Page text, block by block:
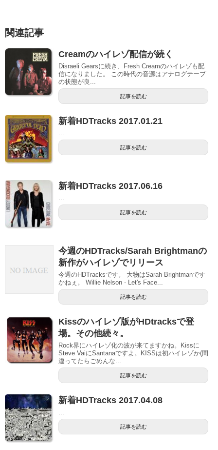
関連記事
Creamのハイレゾ配信が続く
Disraeli Gearsに続き、Fresh Creamのハイレゾも配
信になりました。 この時代の音源はアナログテープ
の状態が良...
記事を読む
新着HDTracks 2017.01.21
記事を読む
新着HDTracks 2017.06.16
記事を読む
今週のHDTracks/Sarah Brightmanの
新作がハイレゾでリリース
今週のHDTracksです。 大物はSarah Brightmanです
かねぇ。 Willie Nelson - Let's Face...
記事を読む
Kissのハイレゾ版がHDtracksで登
場。その他続々。
Rock界にハイレゾ化の波が来てますかね。Kissに
Steve VaiにSantanaですよ。KISSは初ハイレゾか(間
違ってたらごめんな...
記事を読む
新着HDTracks 2017.04.08
記事を読む